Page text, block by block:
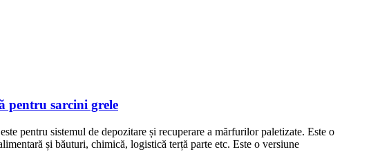
pentru sarcini grele
pentru sistemul de depozitare și recuperare a mărfurilor paletizate. Este o
și băuturi, chimică, logistică terță parte etc. Este o versiune